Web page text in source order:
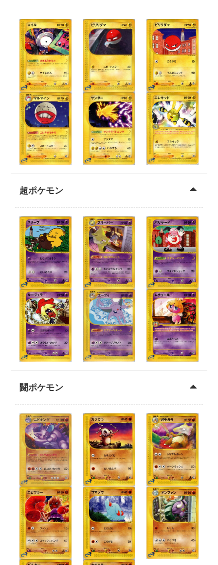
超ポケモン
闘ポケモン